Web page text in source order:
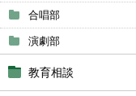
合唱部
演劇部
教育相談